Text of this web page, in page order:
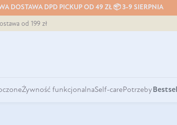
DOSTAWA DPD PICKUP OD 49 ZŁ 📦 3-9 SIERPNIA
od 199 zł
Żywność funkcjonalnaSelf-carePotrzeby